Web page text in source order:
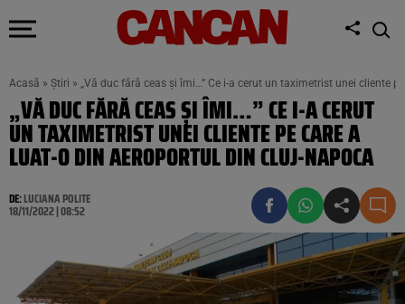
Acasă » Știri » „Vă duc fără ceas și îmi…” Ce i-a cerut un taximetrist unei cliente
„VĂ DUC FĂRĂ CEAS ȘI ÎMI…” CE I-A CERUT
UN TAXIMETRIST UNEI CLIENTE PE CARE A
LUAT-O DIN AEROPORTUL DIN CLUJ-NAPOCA
DE:LUCIANA POLITE
18/11/2022 | 08:52